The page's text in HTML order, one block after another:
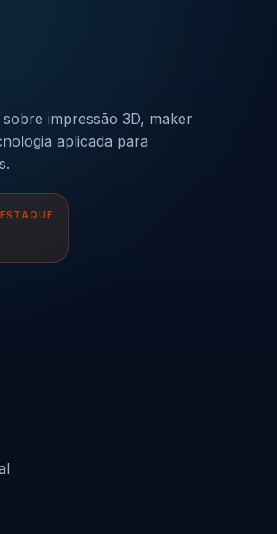
impressão 3D, maker
aplicada para